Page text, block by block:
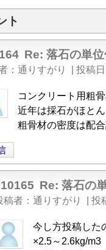
ト
Re: 落石の単
通りすがり 投稿
コンクリート用粗
近年は採石がほと
粗骨材の密度は配
Re: 落石の
稿者 通りすがり 投
今し方投稿した
×2.5～2.6kg/m3